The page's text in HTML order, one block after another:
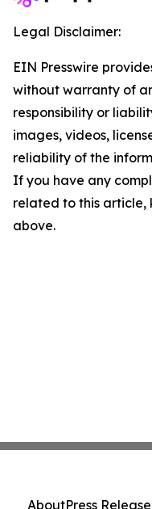
Legal Disclaimer:
EIN Presswire
without warranty of
responsibility or
images, videos,
reliability of the
If you have any
related to this
above.
AboutPress